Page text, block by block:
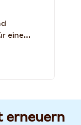
eine...
erneuern